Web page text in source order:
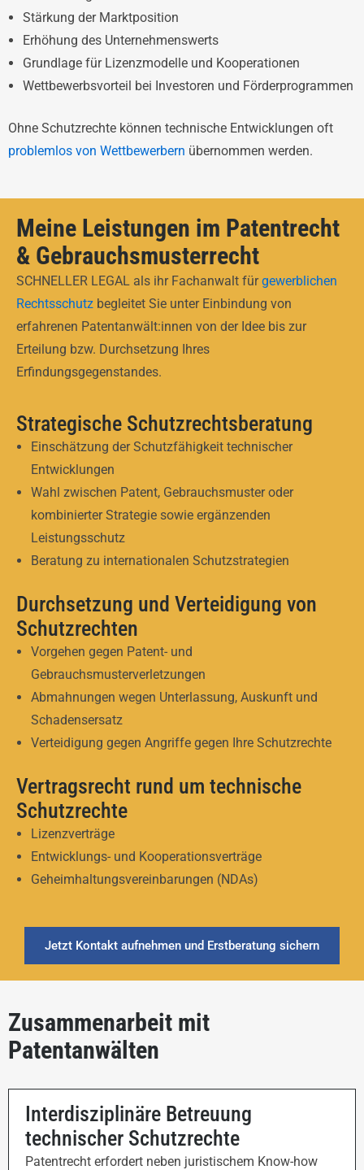
Stärkung der Marktposition
Erhöhung des Unternehmenswerts
Grundlage für Lizenzmodelle und Kooperationen
Wettbewerbsvorteil bei Investoren und Förderprogrammen
Ohne Schutzrechte können technische Entwicklungen oft
problemlos von Wettbewerbern übernommen werden.
Meine Leistungen im Patentrecht
& Gebrauchsmusterrecht
SCHNELLER LEGAL als ihr Fachanwalt fürgewerblichen
Rechtsschutz begleitet Sie unter Einbindung von
erfahrenen Patentanwält:innen von der Idee bis zur
Erteilung bzw. Durchsetzung Ihres
Erfindungsgegenstandes.
Strategische Schutzrechtsberatung
Einschätzung der Schutzfähigkeit technischer
Entwicklungen
Wahl zwischen Patent, Gebrauchsmuster oder
kombinierter Strategie sowie ergänzenden
Leistungsschutz
Beratung zu internationalen Schutzstrategien
Durchsetzung und Verteidigung von
Schutzrechten
Vorgehen gegen Patent- und
Gebrauchsmusterverletzungen
Abmahnungen wegen Unterlassung, Auskunft und
Schadensersatz
Verteidigung gegen Angriffe gegen Ihre Schutzrechte
Vertragsrecht rund um technische
Schutzrechte
Lizenzverträge
Entwicklungs- und Kooperationsverträge
Geheimhaltungsvereinbarungen (NDAs)
Jetzt Kontakt aufnehmen und Erstberatung sichern
Zusammenarbeit mit
Patentanwälten
Interdisziplinäre Betreuung
technischer Schutzrechte
Patentrecht erfordert neben juristischem Know-how